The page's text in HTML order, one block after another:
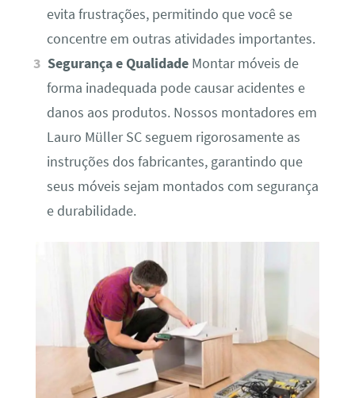
evita frustrações, permitindo que você se
concentre em outras atividades importantes.
Segurança e Qualidade Montar móveis de
forma inadequada pode causar acidentes e
danos aos produtos. Nossos montadores em
Lauro Müller SC seguem rigorosamente as
instruções dos fabricantes, garantindo que
seus móveis sejam montados com segurança
e durabilidade.